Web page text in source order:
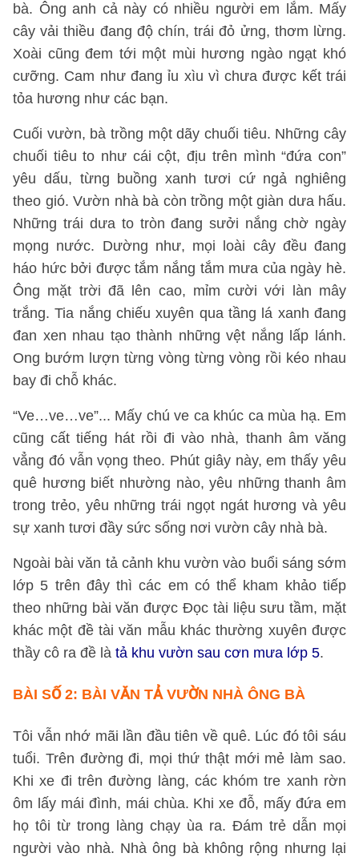
bà. Ông anh cả này có nhiều người em lắm. Mấy
cây vải thiều đang độ chín, trái đỏ ửng, thơm lừng.
Xoài cũng đem tới một mùi hương ngào ngạt khó
cưỡng. Cam như đang ỉu xìu vì chưa được kết trái
tỏa hương như các bạn.
Cuối vườn, bà trồng một dãy chuối tiêu. Những cây
chuối tiêu to như cái cột, địu trên mình “đứa con”
yêu dấu, từng buồng xanh tươi cứ ngả nghiêng
theo gió. Vườn nhà bà còn trồng một giàn dưa hấu.
Những trái dưa to tròn đang sưởi nắng chờ ngày
mọng nước. Dường như, mọi loài cây đều đang
háo hức bởi được tắm nắng tắm mưa của ngày hè.
Ông mặt trời đã lên cao, mỉm cười với làn mây
trắng. Tia nắng chiếu xuyên qua tầng lá xanh đang
đan xen nhau tạo thành những vệt nắng lấp lánh.
Ong bướm lượn từng vòng từng vòng rồi kéo nhau
bay đi chỗ khác.
“Ve…ve…ve”... Mấy chú ve ca khúc ca mùa hạ. Em
cũng cất tiếng hát rồi đi vào nhà, thanh âm văng
vẳng đó vẫn vọng theo. Phút giây này, em thấy yêu
quê hương biết nhường nào, yêu những thanh âm
trong trẻo, yêu những trái ngọt ngát hương và yêu
sự xanh tươi đầy sức sống nơi vườn cây nhà bà.
Ngoài bài văn tả cảnh khu vườn vào buổi sáng sớm
lớp 5 trên đây thì các em có thể kham khảo tiếp
theo những bài văn được Đọc tài liệu sưu tầm, mặt
khác một đề tài văn mẫu khác thường xuyên được
thầy cô ra đề là tả khu vườn sau cơn mưa lớp 5.
BÀI SỐ 2: BÀI VĂN TẢ VƯỜN NHÀ ÔNG BÀ
Tôi vẫn nhớ mãi lần đầu tiên về quê. Lúc đó tôi sáu
tuổi. Trên đường đi, mọi thứ thật mới mẻ làm sao.
Khi xe đi trên đường làng, các khóm tre xanh rờn
ôm lấy mái đình, mái chùa. Khi xe đỗ, mấy đứa em
họ tôi từ trong làng chạy ùa ra. Đám trẻ dẫn mọi
người vào nhà. Nhà ông bà không rộng nhưng lại